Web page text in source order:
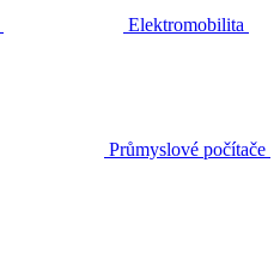
Elektromobilita
Průmyslové počítače